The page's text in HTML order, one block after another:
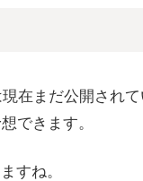
在まだ公開され
できます。
すね。